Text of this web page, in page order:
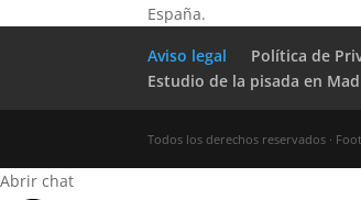
España.
Aviso legal
Política de
Estudio de la pisada en
Todos los derechos reservados ·
Abrir chat